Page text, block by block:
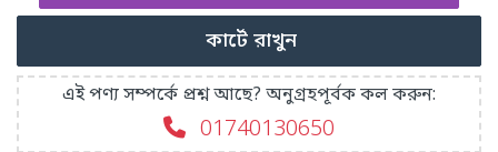
কার্টে রাখুন
এই পণ্য সম্পর্কে প্রশ্ন আছে? অনুগ্রহপূর্বক কল করুন:
01740130650